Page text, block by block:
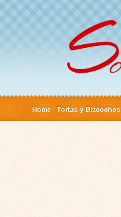
Home Tortas y Bizcochos